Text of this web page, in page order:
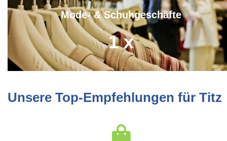
Mode- & Schuhgeschäfte
1 x
Unsere Top-Empfehlungen für Titz